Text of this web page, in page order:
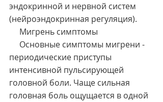
эндокринной и нервной систем
(нейроэндокринная регуляция).
     Мигрень симптомы
периодические приступы
интенсивной пульсирующей
головной боли. Чаще сильная
головная боль ощущается в одной